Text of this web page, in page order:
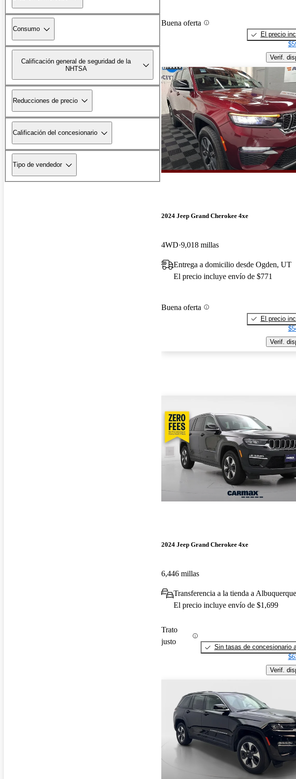
Consumo
Calificación general de seguridad de la
NHTSA
Reducciones de precio
Calificación del concesionario
Tipo de vendedor
Buena oferta
El precio
Verif.
2024 Jeep Grand Cherokee 4xe
4WD 9,018 millas
Entrega a domicilio desde Ogden, UT
El precio incluye envío de $771
Buena oferta
El precio
Verif.
2024 Jeep Grand Cherokee 4xe
6,446 millas
Transferencia a la tienda a
El precio incluye envío de $1,699
Trato
justo
Sin tasas de concesionario
Verif.